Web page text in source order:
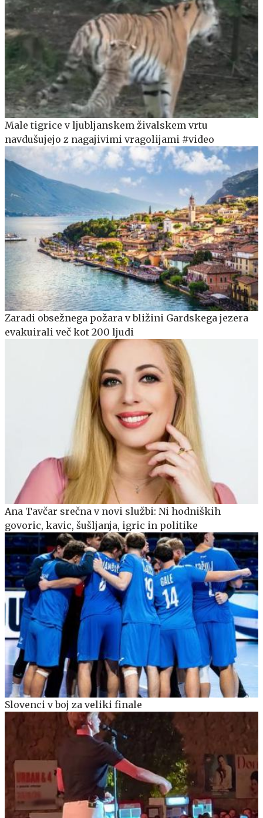
Male tigrice v ljubljanskem živalskem vrtu
navdušujejo z nagajivimi vragolijami #video
Zaradi obsežnega požara v bližini Gardskega jezera
evakuirali več kot 200 ljudi
Ana Tavčar srečna v novi službi: Ni hodniških
govoric, kavic, šušljanja, igric in politike
Slovenci v boj za veliki finale